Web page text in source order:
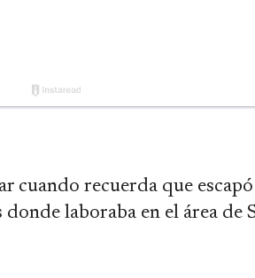
cuando recuerda que
laboraba en el área de